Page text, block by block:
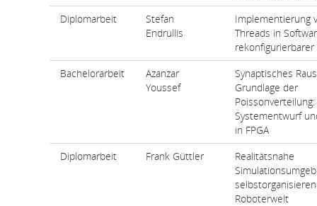
Diplomarbeit
Stefan
Endrullis
Implementierung
Threads in
rekonfigurierbarer
Bachelorarbeit
Azanzar
Youssef
Synaptisches
Grundlage der
Poissonverteilung:
Systementwurf
in FPGA
Diplomarbeit
Frank Güttler
Realitätsnahe
Roboterwelt